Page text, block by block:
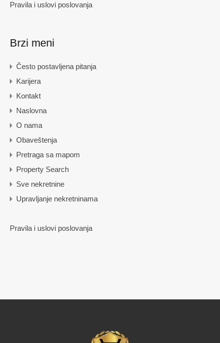
Pravila i uslovi poslovanja
Brzi meni
Često postavljena pitanja
Karijera
Kontakt
Naslovna
O nama
Obaveštenja
Pretraga sa mapom
Property Search
Sve nekretnine
Upravljanje nekretninama
Pravila i uslovi poslovanja